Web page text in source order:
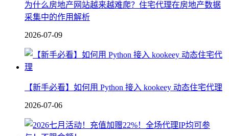
为什么房地产网站越来越难爬？住宅代理在房地产数据
采集中的作用解析
2026-07-09
【新手必看】如何用 Python 接入 kookeey 动态住宅代理
2026-07-06